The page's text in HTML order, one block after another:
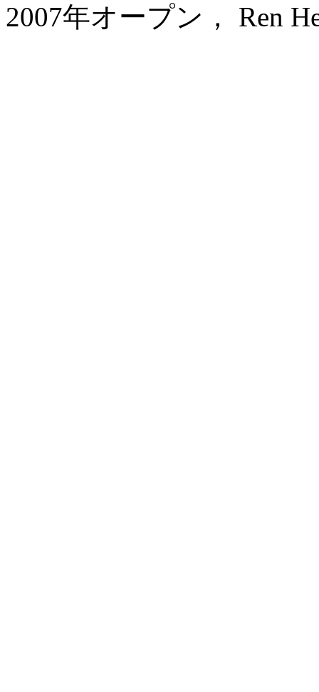
2007年オープン， Ren